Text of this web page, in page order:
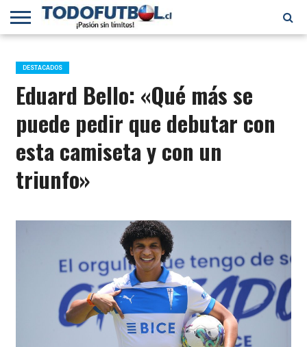
PRIMERA
B
SELECCIÓN
CHILENA
CHILENOS
EN EL
MUNDO
FÚTBOL
INTERNACIONAL
DESTACADOS
Eduard Bello: «Qué más se
puede pedir que debutar con
esta camiseta y con un
triunfo»